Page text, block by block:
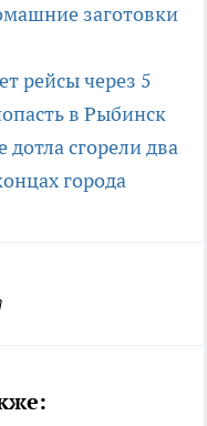
заготовки
рейсы через 5
в Рыбинск
сгорели два
города